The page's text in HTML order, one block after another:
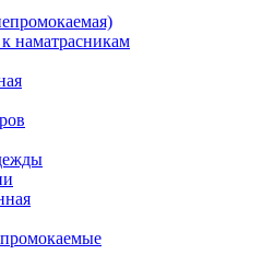
наматрасникам